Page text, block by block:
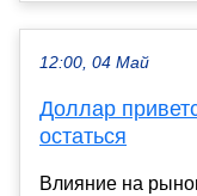
12:00, 04 Май
Доллар
остаться
Влияние на